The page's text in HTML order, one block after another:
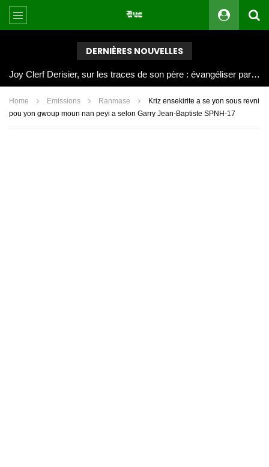
DERNIÈRES NOUVELLES
Joy Clerf Derisier, sur les traces de son père : évangéliser par la musique
Home Emissions Ranmase
Kriz ensekirite a se yon sous revni
pou yon gwoup moun nan peyi a selon Garry Jean-Baptiste SPNH-17